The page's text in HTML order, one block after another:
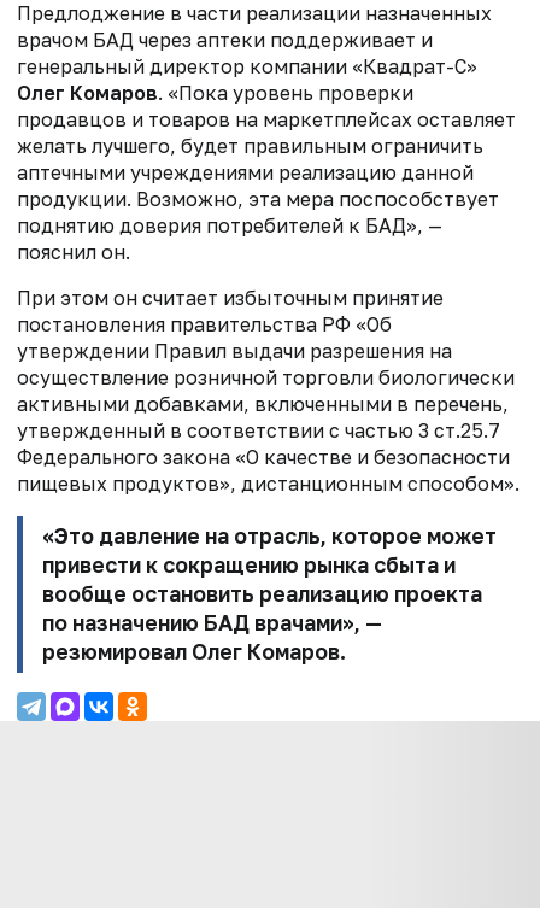
Предлоджение в части реализации назначенных
врачом БАД через аптеки поддерживает и
генеральный директор компании «Квадрат-С»
Олег Комаров. «Пока уровень проверки
продавцов и товаров на маркетплейсах оставляет
желать лучшего, будет правильным ограничить
аптечными учреждениями реализацию данной
продукции. Возможно, эта мера поспособствует
поднятию доверия потребителей к БАД», —
пояснил он.
При этом он считает избыточным принятие
постановления правительства РФ «Об
утверждении Правил выдачи разрешения на
осуществление розничной торговли биологически
активными добавками, включенными в перечень,
утвержденный в соответствии с частью 3 ст.25.7
Федерального закона «О качестве и безопасности
пищевых продуктов», дистанционным способом».
«Это давление на отрасль, которое может
привести к сокращению рынка сбыта и
вообще остановить реализацию проекта
по назначению БАД врачами», —
резюмировал Олег Комаров.